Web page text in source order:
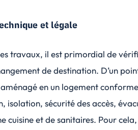
et légale
travaux, il est primordial de
de destination. D’un
en un logement
isolation, sécurité des accès,
cuisine et de sanitaires. Pour